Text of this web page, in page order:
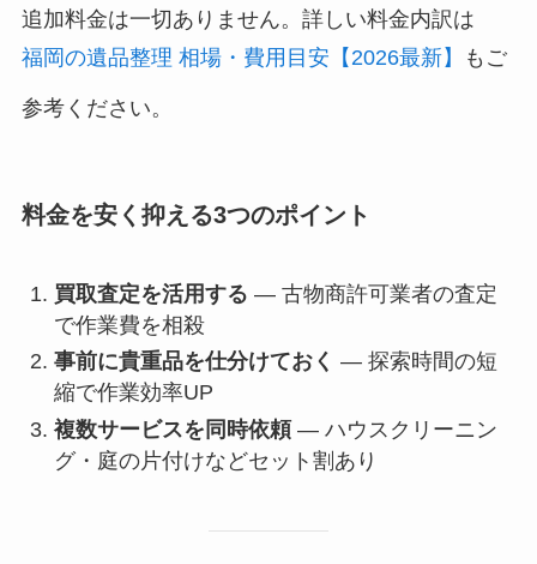
追加料金は一切ありません。詳しい料金内訳は
福岡の遺品整理 相場・費用目安【2026最新】
もご
参考ください。
料金を安く抑える3つのポイント
買取査定を活用する — 古物商許可業者の査定
で作業費を相殺
事前に貴重品を仕分けておく — 探索時間の短
縮で作業効率UP
複数サービスを同時依頼— ハウスクリーニン
グ・庭の片付けなどセット割あり